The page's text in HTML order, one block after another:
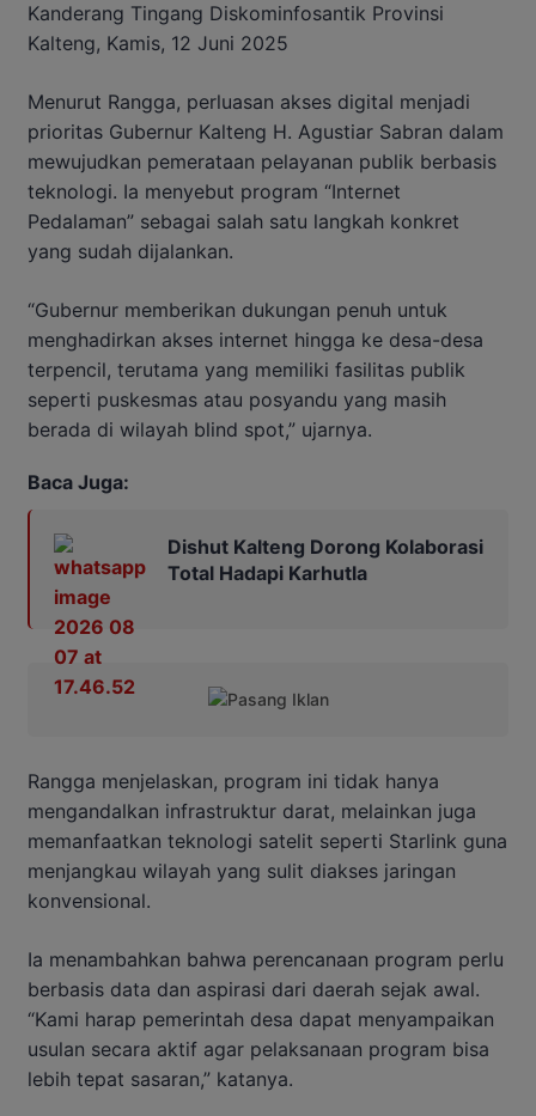
Kanderang Tingang Diskominfosantik Provinsi
Kalteng, Kamis, 12 Juni 2025
Menurut Rangga, perluasan akses digital menjadi
prioritas Gubernur Kalteng H. Agustiar Sabran dalam
mewujudkan pemerataan pelayanan publik berbasis
teknologi. Ia menyebut program “Internet
Pedalaman” sebagai salah satu langkah konkret
yang sudah dijalankan.
“Gubernur memberikan dukungan penuh untuk
menghadirkan akses internet hingga ke desa-desa
terpencil, terutama yang memiliki fasilitas publik
seperti puskesmas atau posyandu yang masih
berada di wilayah blind spot,” ujarnya.
Baca Juga:
Dishut Kalteng Dorong Kolaborasi
Total Hadapi Karhutla
Rangga menjelaskan, program ini tidak hanya
mengandalkan infrastruktur darat, melainkan juga
memanfaatkan teknologi satelit seperti Starlink guna
menjangkau wilayah yang sulit diakses jaringan
konvensional.
Ia menambahkan bahwa perencanaan program perlu
berbasis data dan aspirasi dari daerah sejak awal.
“Kami harap pemerintah desa dapat menyampaikan
usulan secara aktif agar pelaksanaan program bisa
lebih tepat sasaran,” katanya.